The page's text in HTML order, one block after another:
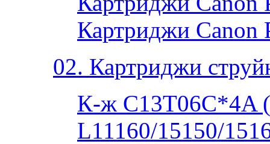
Картриджи Canon
02. Картриджи
К-ж
L11160/15150/